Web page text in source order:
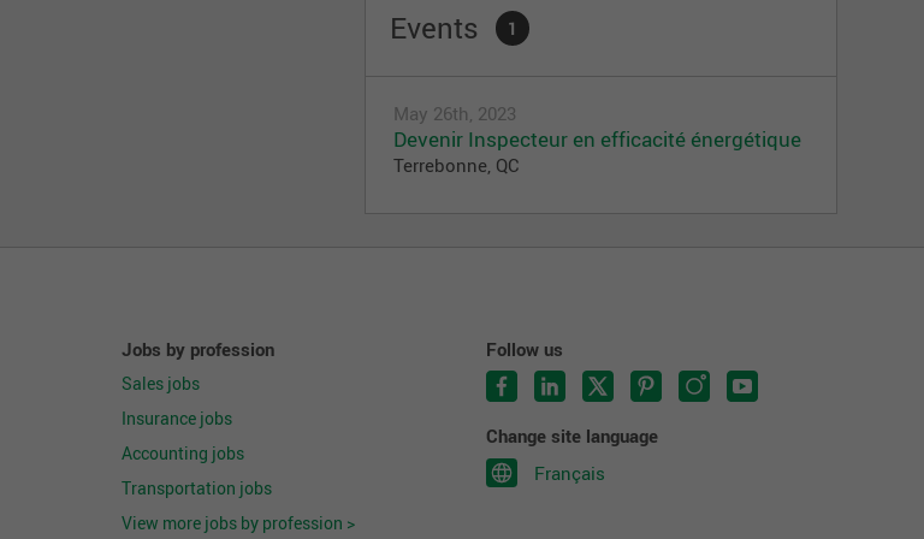
Events 1
May 26th, 2023
Devenir Inspecteur en efficacité énergétique
Terrebonne, QC
Jobs by profession
Sales jobs
Insurance jobs
Accounting jobs
Transportation jobs
View more jobs by profession >
Follow us
Change site language
Français